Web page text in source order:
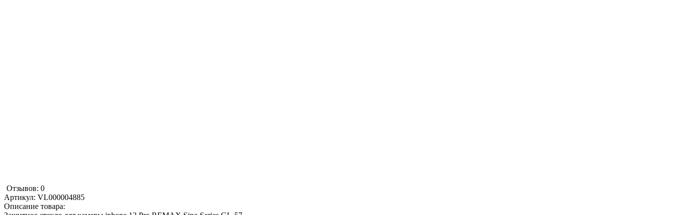
Отзывов: 0
Артикул: VL000004885
Описание товара: